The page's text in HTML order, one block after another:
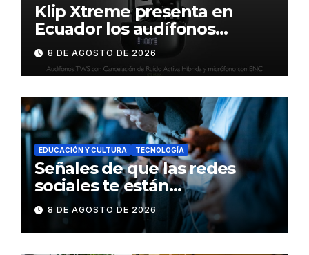
Klip Xtreme presenta en
Ecuador los audífonos
DynaBuds con sonido
inteligente y control táctil
8 DE AGOSTO DE 2026
EDUCACIÓN Y CULTURA TECNOLOGÍA
Señales de que las redes
sociales te están
consumiendo
8 DE AGOSTO DE 2026